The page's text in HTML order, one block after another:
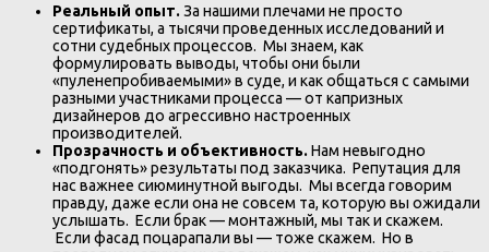
Реальный опыт.За нашими плечами не просто
сертификаты, а тысячи проведенных исследований и
сотни судебных процессов. Мы знаем, как
формулировать выводы, чтобы они были
«пуленепробиваемыми» в суде, и как общаться с самыми
разными участниками процесса — от капризных
дизайнеров до агрессивно настроенных
производителей.
Прозрачность и объективность.Нам невыгодно
«подгонять» результаты под заказчика. Репутация для
нас важнее сиюминутной выгоды. Мы всегда говорим
правду, даже если она не совсем та, которую вы ожидали
услышать. Если брак — монтажный, мы так и скажем.
Если фасад поцарапали вы — тоже скажем. Но в